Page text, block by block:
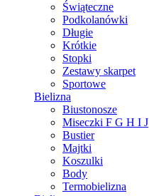
Świąteczne
Podkolanówki
Długie
Krótkie
Stopki
Zestawy skarpet
Sportowe
Bielizna
Biustonosze
Miseczki F G H I J
Bustier
Majtki
Koszulki
Body
Termobielizna